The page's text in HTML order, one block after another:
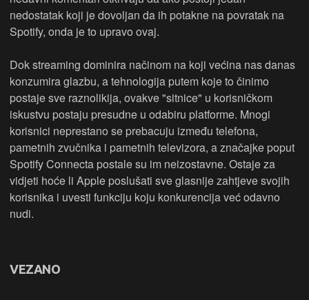
nedostatak koji je dovoljan da ih potakne na povratak na
Spotify, onda je to upravo ovaj.
Dok streaming dominira načinom na koji većina nas danas
konzumira glazbu, a tehnologija putem koje to činimo
postaje sve raznolikija, ovakve "sitnice" u korisničkom
iskustvu postaju presudne u odabiru platforme. Mnogi
korisnici neprestano se prebacuju između telefona,
pametnih zvučnika i pametnih televizora, a značajke poput
Spotify Connecta postale su im neizostavne. Ostaje za
vidjeti hoće li Apple poslušati sve glasnije zahtjeve svojih
korisnika i uvesti funkciju koju konkurencija već odavno
nudi.
VEZANO